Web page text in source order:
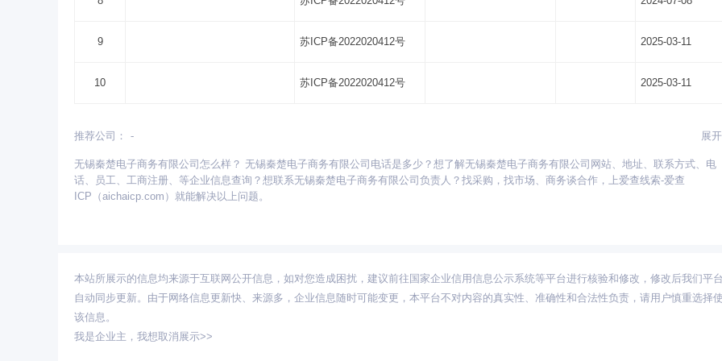
9 苏ICP备2022020412号 2025-03-11
10 苏ICP备2022020412号 2025-03-11
推荐公司： - 展开
更多省份： 安徽 北京 重庆 福建 甘肃 广东 广西 贵州 海南 河北 河南 湖北 湖南 江苏 江西 吉林 辽宁
宁夏
青海
山东 陕西 山西 上海 四川 天津 新疆 西藏 云南 浙江 内蒙古 黑龙江
无锡秦楚电子商务有限公司怎么样？ 无锡秦楚电子商务有限公司电话是多少？想了解无锡秦楚电子商务有限公司网站、地址、联系方式、电
话、员工、工商注册、等企业信息查询？想联系无锡秦楚电子商务有限公司负责人？找采购，找市场、商务谈合作，上爱查线索-爱查
ICP（aichaicp.com）就能解决以上问题。
本站所展示的信息均来源于互联网公开信息，如对您造成困扰，建议前往国家企业信用信息公示系统等平台进行核验和修改，修改后我们平
自动同步更新。由于网络信息更新快、来源多，企业信息随时可能变更，本平台不对内容的真实性、准确性和合法性负责，请用户慎重选择
该信息。
我是企业主， 我想取消展示>>